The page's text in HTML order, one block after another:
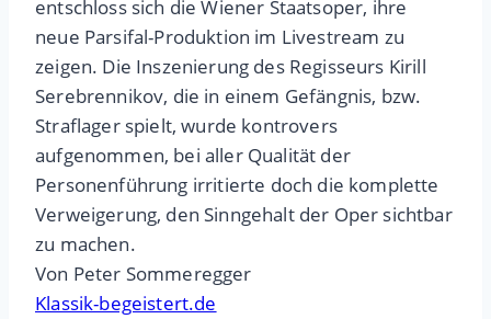
entschloss sich die Wiener Staatsoper, ihre
neue Parsifal-Produktion im Livestream zu
zeigen. Die Inszenierung des Regisseurs Kirill
Serebrennikov, die in einem Gefängnis, bzw.
Straflager spielt, wurde kontrovers
aufgenommen, bei aller Qualität der
Personenführung irritierte doch die komplette
Verweigerung, den Sinngehalt der Oper sichtbar
zu machen.
Von Peter Sommeregger
Klassik-begeistert.de